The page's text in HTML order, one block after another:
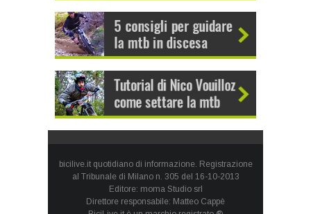
bicilive.it quotidiano di informazione. Registrazione
al Tribunale di Milano n. 305 del 16-10-2013
Editore: moma Studio srl
Direttore responsabile: Matteo Cappè